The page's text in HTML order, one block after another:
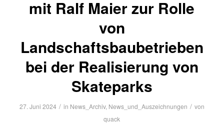
mit Ralf Maier zur Rolle
von
Landschaftsbaubetrieben
bei der Realisierung von
Skateparks
27. Juni 2024 / in News_Archiv, News_und_Auszeichnungen / von
quack